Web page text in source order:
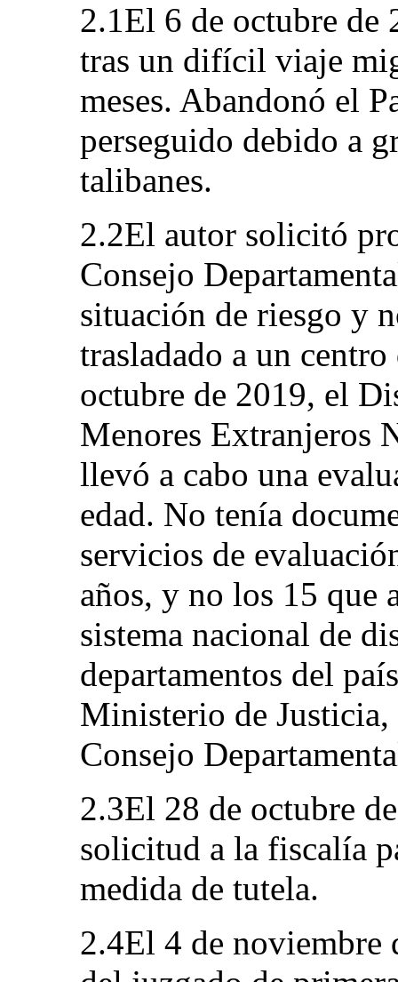
2.1El 6 de octubre de
tras un difícil viaje
meses. Abandonó el
perseguido debido a
talibanes.
2.2El autor solicitó
Consejo
situación de riesgo y
trasladado a un
octubre de 2019, el
Menores Extranjeros
llevó a cabo una
edad. No tenía
servicios de
años, y no los 15 que
sistema nacional de
departamentos del
Ministerio de
Consejo
2.3El 28 de octubre
solicitud a la fiscalía
medida de tutela.
2.4El 4 de noviembre